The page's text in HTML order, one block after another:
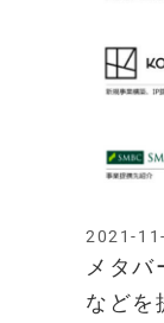
メタ
などを
2021-